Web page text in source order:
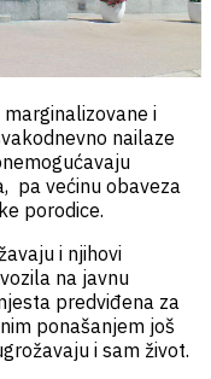
i
nailaze
pa većinu obaveza
porodice.
i njihovi
na javnu
predviđena za
ponašanjem još
i sam život.